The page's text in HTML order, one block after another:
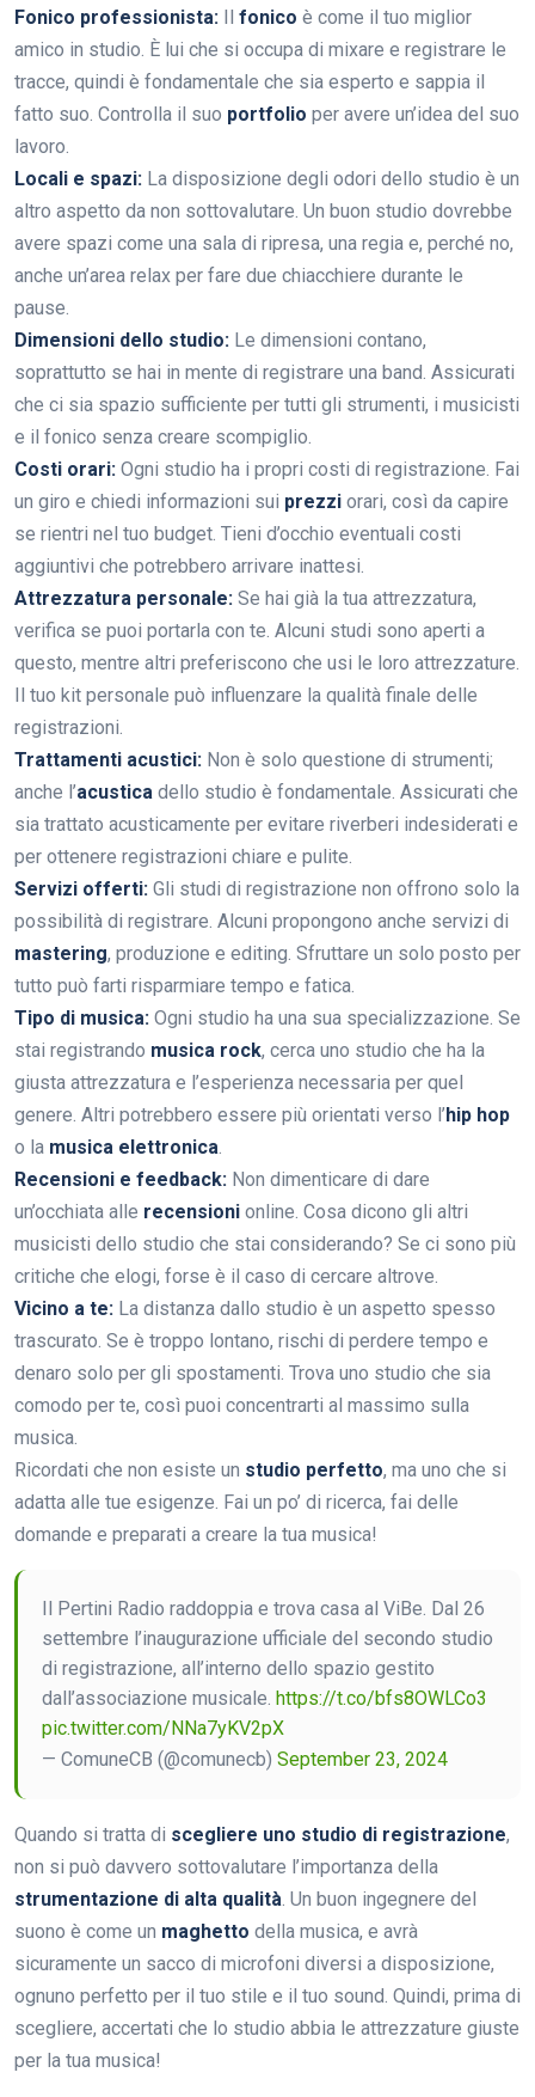
Fonico professionista: fonico è come il tuo miglior
amico in studio. È lui che si occupa di mixare e registrare le
tracce, quindi è fondamentale che sia esperto e sappia il
fatto suo. Controlla il suo portfolio per avere un’idea del suo
lavoro.
Locali e spazi: La disposizione degli odori dello studio è un
altro aspetto da non sottovalutare. Un buon studio dovrebbe
avere spazi come una sala di ripresa, una regia e, perché no,
anche un’area relax per fare due chiacchiere durante le
pause.
Dimensioni dello studio: Le dimensioni contano,
soprattutto se hai in mente di registrare una band. Assicurati
che ci sia spazio sufficiente per tutti gli strumenti, i musicisti
e il fonico senza creare scompiglio.
Costi orari: Ogni studio ha i propri costi di registrazione. Fai
un giro e chiedi informazioni sui prezzi orari, così da capire
se rientri nel tuo budget. Tieni d’occhio eventuali costi
aggiuntivi che potrebbero arrivare inattesi.
Attrezzatura personale: Se hai già la tua attrezzatura,
verifica se puoi portarla con te. Alcuni studi sono aperti a
questo, mentre altri preferiscono che usi le loro attrezzature.
Il tuo kit personale può influenzare la qualità finale delle
registrazioni.
Trattamenti acustici: Non è solo questione di strumenti;
anche l’acustica dello studio è fondamentale. Assicurati che
sia trattato acusticamente per evitare riverberi indesiderati e
per ottenere registrazioni chiare e pulite.
Servizi offerti: Gli studi di registrazione non offrono solo la
possibilità di registrare. Alcuni propongono anche servizi di
mastering, produzione e editing. Sfruttare un solo posto per
tutto può farti risparmiare tempo e fatica.
Tipo di musica: Ogni studio ha una sua specializzazione. Se
stai registrando musica rock, cerca uno studio che ha la
giusta attrezzatura e l’esperienza necessaria per quel
genere. Altri potrebbero essere più orientati verso l’ hip hop
o la musica elettronica.
Recensioni e feedback: Non dimenticare di dare
un’occhiata alle recensioni online. Cosa dicono gli altri
musicisti dello studio che stai considerando? Se ci sono più
critiche che elogi, forse è il caso di cercare altrove.
Vicino a te: La distanza dallo studio è un aspetto spesso
trascurato. Se è troppo lontano, rischi di perdere tempo e
denaro solo per gli spostamenti. Trova uno studio che sia
comodo per te, così puoi concentrarti al massimo sulla
musica.
Ricordati che non esiste un studio perfetto, ma uno che si
adatta alle tue esigenze. Fai un po’ di ricerca, fai delle
domande e preparati a creare la tua musica!
Il Pertini Radio raddoppia e trova casa al ViBe. Dal 26
settembre l’inaugurazione ufficiale del secondo studio
di registrazione, all’interno dello spazio gestito
dall’associazione musicale. https://t.co/bfs8OWLCo3
pic.twitter.com/NNa7yKV2pX
— ComuneCB (@comunecb) September 23, 2024
Quando si tratta di scegliere uno studio di registrazione,
non si può davvero sottovalutare l’importanza della
strumentazione di alta qualità. Un buon ingegnere del
suono è come un maghetto della musica, e avrà
sicuramente un sacco di microfoni diversi a disposizione,
ognuno perfetto per il tuo stile e il tuo sound. Quindi, prima di
scegliere, accertati che lo studio abbia le attrezzature giuste
per la tua musica!